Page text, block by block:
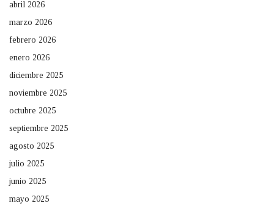
abril 2026
marzo 2026
febrero 2026
enero 2026
diciembre 2025
noviembre 2025
octubre 2025
septiembre 2025
agosto 2025
julio 2025
junio 2025
mayo 2025